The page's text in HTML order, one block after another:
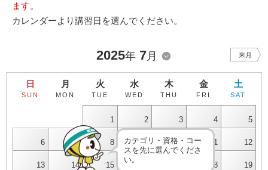
ます。
カレンダーより講習日を選んでください。
2025年 7月 来月
日
SUN
月
MON
火
TUE
水
WED
木
THU
金
FRI
土
SAT
1 2 3 4 5
6 7 8 9 10 11 12
13 14 15 18 19
カテゴリ・資格・コー
スを先に選んでくださ
い。